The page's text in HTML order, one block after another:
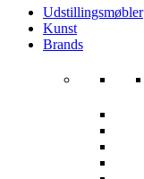
Udstillingsmøbler
Kunst
Brands